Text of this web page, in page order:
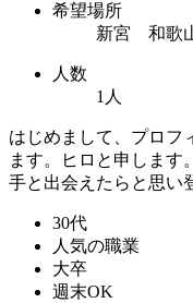
希望場所
新宮 和歌
人数
1人
はじめまして、プロフ
ます。ヒロと申します
手と出会えたらと思い
30代
人気の職業
大卒
週末OK